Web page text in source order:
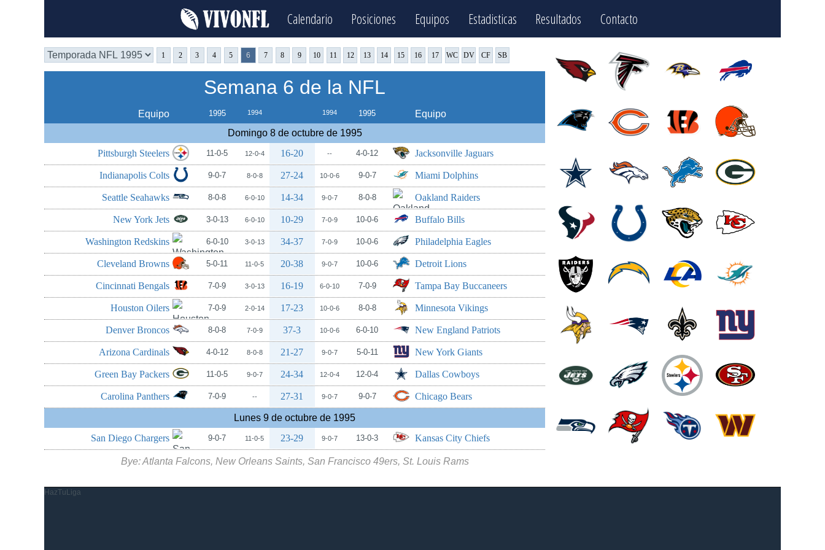
Calendario Posiciones Equipos Estadisticas Resultados Contacto
1 2 3 4 5 6 7 8 9 10 11 12 13 14 15 16 17 WC DV CF SB
Semana 6 de la NFL
Equipo 1995 1994 1994 1995
Equipo
Domingo 8 de octubre de 1995
Pittsburgh Steelers
11-0-5 12-0-4 16-20 -- 4-0-12 Jacksonville Jaguars
Indianapolis Colts 9-0-7 8-0-8 27-24 10-0-6 9-0-7 Miami Dolphins
Seattle Seahawks 8-0-8 6-0-10 14-34 9-0-7 8-0-8 Oakland Raiders
New York Jets 3-0-13 6-0-10 10-29 7-0-9 10-0-6 Buffalo Bills
Washington Redskins 6-0-10 3-0-13 34-37 7-0-9 10-0-6 Philadelphia Eagles
Cleveland Browns 5-0-11 11-0-5 20-38 9-0-7 10-0-6 Detroit Lions
Cincinnati Bengals 7-0-9 3-0-13 16-19 6-0-10 7-0-9 Tampa Bay Buccaneers
Houston Oilers 7-0-9 2-0-14 17-23 10-0-6 8-0-8 Minnesota Vikings
Denver Broncos 8-0-8 7-0-9 37-3 10-0-6 6-0-10 New England Patriots
Arizona Cardinals 4-0-12 8-0-8 21-27 9-0-7 5-0-11 New York Giants
Green Bay Packers 11-0-5 9-0-7 24-34 12-0-4 12-0-4 Dallas Cowboys
Carolina Panthers 7-0-9 -- 27-31 9-0-7 9-0-7 Chicago Bears
Lunes 9 de octubre de 1995
San Diego Chargers
9-0-7 11-0-5 23-29 9-0-7 13-0-3 Kansas City Chiefs
Bye: Atlanta Falcons, New Orleans Saints, San Francisco 49ers, St. Louis Rams
HazTuLiga